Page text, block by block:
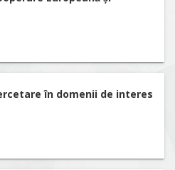
în domenii de interes